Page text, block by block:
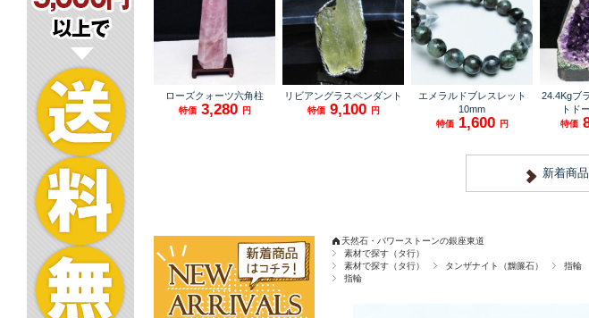
天然石・パワーストーンの銀座東道
素材で探す（タ行）
素材で探す（タ行）
タンザナイト（黝簾石）
指輪
指輪